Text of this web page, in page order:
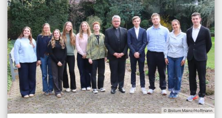
© Bistum Mainz/Hoffmann